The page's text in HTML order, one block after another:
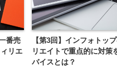
番売
リエ
【第3回】インフォトッ
リエイトで重点的に対策
バイスとは？